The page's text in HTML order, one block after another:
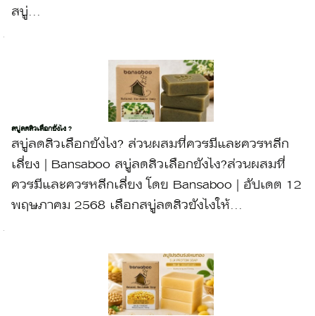
สบู่...
สบู่ลดสิวเลือกยังไง ?
สบู่ลดสิวเลือกยังไง? ส่วนผสมที่ควรมีและควรหลีก
เลี่ยง | Bansaboo สบู่ลดสิวเลือกยังไง?ส่วนผสมที่
ควรมีและควรหลีกเลี่ยง โดย Bansaboo | อัปเดต 12
พฤษภาคม 2568 เลือกสบู่ลดสิวยังไงให้...